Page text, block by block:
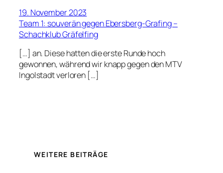
19. November 2023
Team 1: souverän gegen Ebersberg-Grafing –
Schachklub Gräfelfing
[…] an. Diese hatten die erste Runde hoch
gewonnen, während wir knapp gegen den MTV
Ingolstadt verloren […]
WEITERE BEITRÄGE